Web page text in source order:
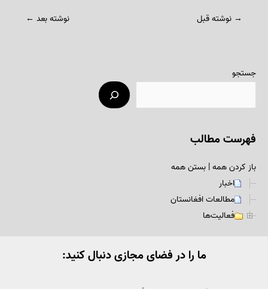
جستجو
فهرست مطالب
باز کردن همه| بستن همه
اخبار
مطالعات افغانستان
فعالیت‌ها
→ نوشته قبل نوشته بعد ←
ما را در فضای مجازی دنبال کنید: